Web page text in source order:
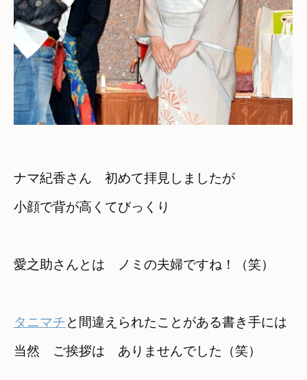
ナマ紀香さん　初めて拝見しましたが
小顔で背が高くてびっくり
愛之助さんとは　ノミの夫婦ですね！（笑）
タニマチと間違えられたことがある書き手には
当然　ご挨拶は　ありませんでした（笑）